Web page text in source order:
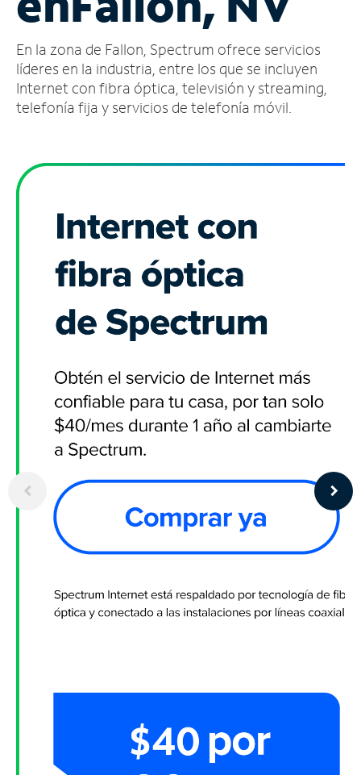
cuenta
Encuentra
una
tienda
En la zona de Fallon, Spectrum ofrece servicios
líderes en la industria, entre los que se incluyen
Internet con fibra óptica, televisión y streaming,
telefonía fija y servicios de telefonía móvil.